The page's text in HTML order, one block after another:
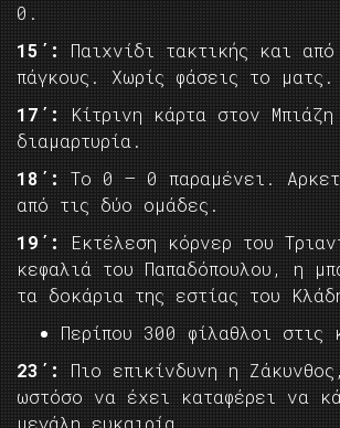
0.
15΄:
Παιχνίδι τακτικής και
πάγκους. Χωρίς φάσεις το ματς.
17΄:
Κίτρινη κάρτα στον Μπιάζη
διαμαρτυρία.
18΄:
Το 0 – 0 παραμένει.
από τις δύο ομάδες.
19΄:
Εκτέλεση κόρνερ του
κεφαλιά του Παπαδόπουλου, η
τα δοκάρια της εστίας του
Περίπου 300 φίλαθλοι στις
23΄:
Πιο επικίνδυνη η
ωστόσο να έχει καταφέρει να
μεγάλη ευκαιρία.